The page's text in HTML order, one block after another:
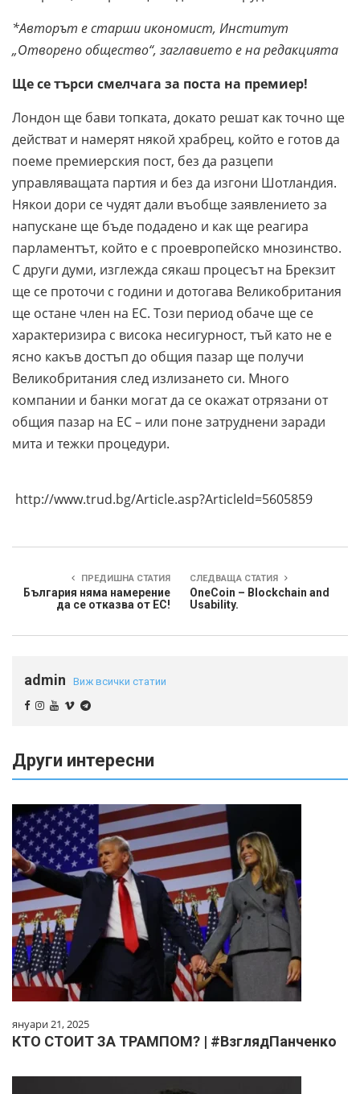
*Авторът е старши икономист, Институт
„Отворено общество“, заглавието е на редакцията
Ще се търси смелчага за поста на премиер!
Лондон ще бави топката, докато решат как точно ще
действат и намерят някой храбрец, който е готов да
поеме премиерския пост, без да разцепи
управляващата партия и без да изгони Шотландия.
Някои дори се чудят дали въобще заявлението за
напускане ще бъде подадено и как ще реагира
парламентът, който е с проевропейско мнозинство.
С други думи, изглежда сякаш процесът на Брекзит
ще се проточи с години и дотогава Великобритания
ще остане член на ЕС. Този период обаче ще се
характеризира с висока несигурност, тъй като не е
ясно какъв достъп до общия пазар ще получи
Великобритания след излизането си. Много
компании и банки могат да се окажат отрязани от
общия пазар на ЕС – или поне затруднени заради
мита и тежки процедури.
http://www.trud.bg/Article.asp?ArticleId=5605859
ПРЕДИШНА СТАТИЯ
България няма намерение
да се отказва от ЕС!
СЛЕДВАЩА СТАТИЯ
OneCoin – Blockchain and
Usability.
admin Виж всички статии
Други интересни
януари 21, 2025
КТО СТОИТ ЗА ТРАМПОМ? | #ВзглядПанченко